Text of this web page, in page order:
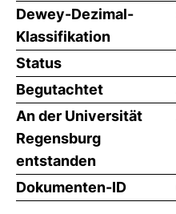
Dewey-Dezimal-
Klassifikation
Status
Begutachtet
An der Universität
Regensburg
entstanden
Dokumenten-ID